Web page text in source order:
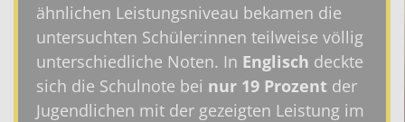
ähnlichen Leistungsniveau bekamen die
untersuchten Schüler:innen teilweise völlig
unterschiedliche Noten. In Englisch deckte
sich die Schulnote bei nur 19 Prozent der
Jugendlichen mit der gezeigten Leistung im